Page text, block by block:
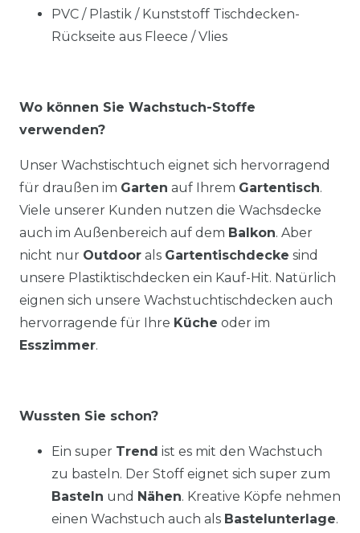
PVC / Plastik / Kunststoff Tischdecken-
Rückseite aus Fleece / Vlies
Wo können Sie Wachstuch-Stoffe
verwenden?
Unser Wachstischtuch eignet sich hervorragend
für draußen im Garten auf Ihrem Gartentisch.
Viele unserer Kunden nutzen die Wachsdecke
auch im Außenbereich auf dem Balkon. Aber
nicht nur Outdoor als Gartentischdecke sind
unsere Plastiktischdecken ein Kauf-Hit. Natürlich
eignen sich unsere Wachstuchtischdecken auch
hervorragende für Ihre Küche oder im
Esszimmer.
Wussten Sie schon?
Ein super Trend ist es mit den Wachstuch
zu basteln. Der Stoff eignet sich super zum
Basteln und Nähen. Kreative Köpfe nehmen
einen Wachstuch auch als Bastelunterlage.